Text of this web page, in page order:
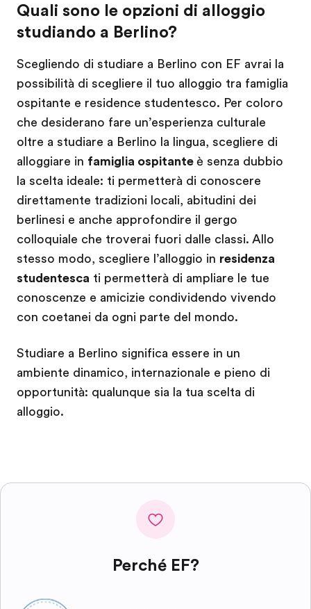
Quali sono le opzioni di alloggio
studiando a Berlino?
Scegliendo di studiare a Berlino con EF avrai la
possibilità di scegliere il tuo alloggio tra famiglia
ospitante e residence studentesco. Per coloro
che desiderano fare un’esperienza culturale
oltre a studiare a Berlino la lingua, scegliere di
alloggiare in famiglia ospitante è senza dubbio
la scelta ideale: ti permetterà di conoscere
direttamente tradizioni locali, abitudini dei
berlinesi e anche approfondire il gergo
colloquiale che troverai fuori dalle classi. Allo
stesso modo, scegliere l’alloggio in residenza
studentesca ti permetterà di ampliare le tue
conoscenze e amicizie condividendo vivendo
con coetanei da ogni parte del mondo.
Studiare a Berlino significa essere in un
ambiente dinamico, internazionale e pieno di
opportunità: qualunque sia la tua scelta di
alloggio.
Perché EF?